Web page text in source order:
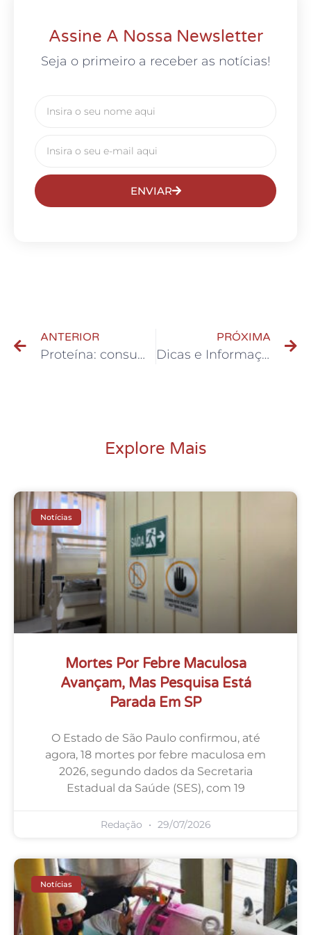
Assine A Nossa Newsletter
Seja o primeiro a receber as notícias!
ENVIAR
ANTERIOR
Proteína: consumir antes ou depois do treino?
PRÓXIMA
Dicas e Informações sobre Whey Protein
Explore Mais
Notícias
Mortes Por Febre Maculosa
Avançam, Mas Pesquisa Está
Parada Em SP
O Estado de São Paulo confirmou, até
agora, 18 mortes por febre maculosa em
2026, segundo dados da Secretaria
Estadual da Saúde (SES), com 19
Redação 29/07/2026
Notícias